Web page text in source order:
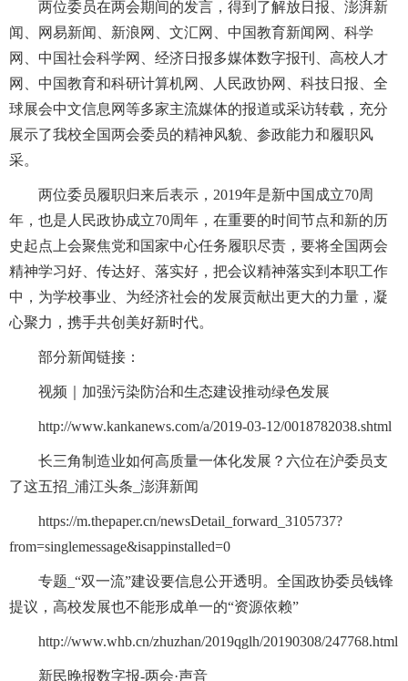
两位委员在两会期间的发言，得到了解放日报、澎湃新
闻、网易新闻、新浪网、文汇网、中国教育新闻网、科学
网、中国社会科学网、经济日报多媒体数字报刊、高校人才
网、中国教育和科研计算机网、人民政协网、科技日报、全
球展会中文信息网等多家主流媒体的报道或采访转载，充分
展示了我校全国两会委员的精神风貌、参政能力和履职风
采。
两位委员履职归来后表示，2019年是新中国成立70周
年，也是人民政协成立70周年，在重要的时间节点和新的历
史起点上会聚焦党和国家中心任务履职尽责，要将全国两会
精神学习好、传达好、落实好，把会议精神落实到本职工作
中，为学校事业、为经济社会的发展贡献出更大的力量，凝
心聚力，携手共创美好新时代。
部分新闻链接：
视频｜加强污染防治和生态建设推动绿色发展
http://www.kankanews.com/a/2019-03-12/0018782038.shtml
长三角制造业如何高质量一体化发展？六位在沪委员支
了这五招_浦江头条_澎湃新闻
https://m.thepaper.cn/newsDetail_forward_3105737?
from=singlemessage&isappinstalled=0
专题_“双一流”建设要信息公开透明。全国政协委员钱锋
提议，高校发展也不能形成单一的“资源依赖”
http://www.whb.cn/zhuzhan/2019qglh/20190308/247768.html
新民晚报数字报-两会·声音